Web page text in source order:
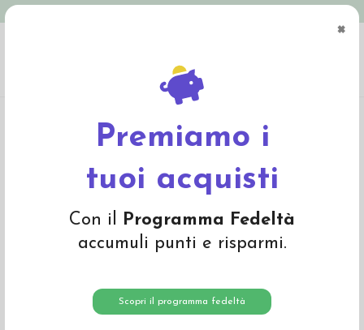
×
Premiamo i
tuoi acquisti
Con il Programma Fedeltà
accumuli punti e risparmi.
Scopri il programma fedeltà
"Goose" - col. ecrù melange